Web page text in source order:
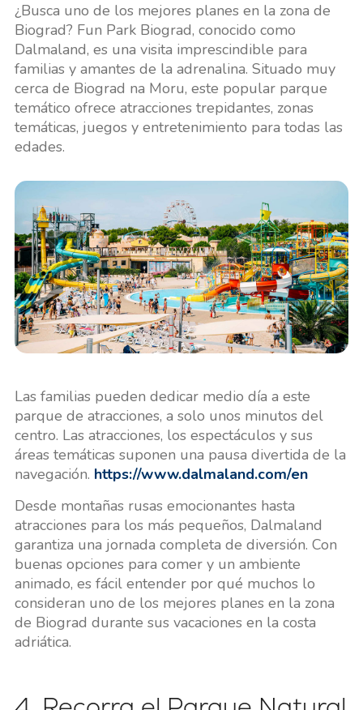
¿Busca uno de los mejores planes en la zona de
Biograd? Fun Park Biograd, conocido como
Dalmaland, es una visita imprescindible para
familias y amantes de la adrenalina. Situado muy
cerca de Biograd na Moru, este popular parque
temático ofrece atracciones trepidantes, zonas
temáticas, juegos y entretenimiento para todas las
edades.
Las familias pueden dedicar medio día a este
parque de atracciones, a solo unos minutos del
centro. Las atracciones, los espectáculos y sus
áreas temáticas suponen una pausa divertida de la
navegación. https://www.dalmaland.com/en
Desde montañas rusas emocionantes hasta
atracciones para los más pequeños, Dalmaland
garantiza una jornada completa de diversión. Con
buenas opciones para comer y un ambiente
animado, es fácil entender por qué muchos lo
consideran uno de los mejores planes en la zona
de Biograd durante sus vacaciones en la costa
adriática.